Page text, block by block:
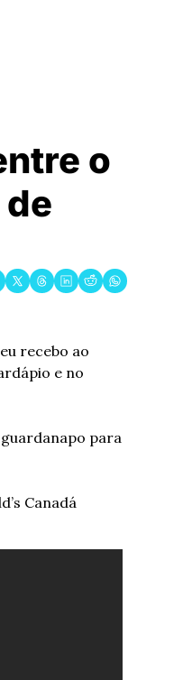
o
recebo ao
para
Canadá